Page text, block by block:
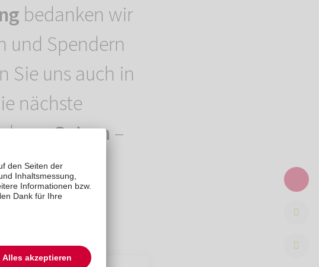
bedanken wir
und Spendern
Sie uns auch in
nächste
zuOstern–